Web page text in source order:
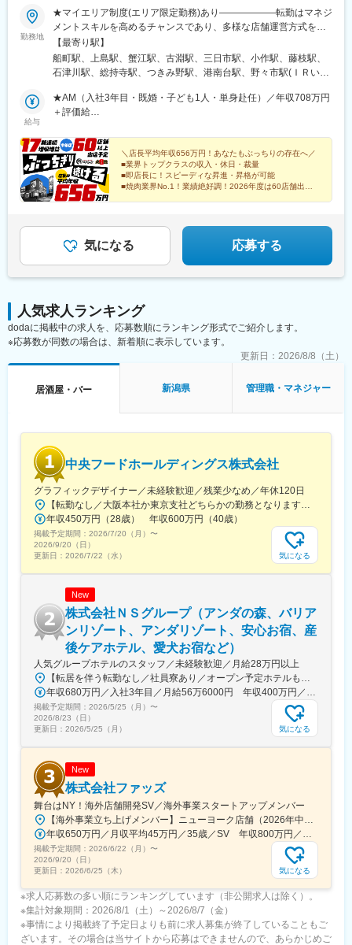
駅、大門駅(愛知県)、小手指駅、赤塚駅、平田町駅、春日川駅、田
中口駅、三ツ境駅、東海学園前駅、西若松駅、五井駅、阿漕駅、
高横須賀駅、大元駅、静岡駅、霞ケ浦駅、矢部駅、牛久保駅、八
幡駅(静岡県)、柏の葉キャンパス駅、泉中央駅、卸町駅(宮城県)、
愛甲石田駅、つくば駅、古庄駅、三河安城駅、谷塚駅、足利市
駅、富沢駅、朝倉駅(愛知県)、大磯駅、佐伯区役所前駅、湘南深沢
駅、播磨高岡駅、君津駅、備前三門駅、足羽山公園口駅、西川田
駅、宮山駅、宮原駅、若林駅(愛知県)、宇宿一丁目駅、柚須駅、弥
生駅、網干駅、衣笠駅、ひろせ野鳥の森駅、富士宮駅、野里駅、
駅、博多南駅、尾張一宮駅、深谷駅、新瀬戸駅、日永駅、香川
駅、志布志駅、田尾寺駅、調布駅、雀宮駅、下永谷駅、井の頭公
園駅、下飯田駅、平塚駅、新居浜駅、南浦和駅、吉原本町駅、鴨
宮駅、比良駅(愛知県)、初富駅、螢田駅、朝霞台駅、赤坂駅(東京
都)、六浦駅、千葉寺駅、中百舌鳥駅、港南中央駅、笠寺駅、竹ノ
中山駅、国分寺駅、石津北駅、五反野駅、江戸橋駅、泉福寺駅、
船橋競馬場駅、新越谷駅、桃山南口駅、新大津駅、駒川中野駅、
八景島駅、八景水谷駅、和泉多摩川駅、ときわ台駅(東京都)、屋島
駅、鶴見緑地駅、海老名駅(相鉄・小田急)、乃木坂駅、青葉通一番
子堂駅、二軒茶屋駅(鹿児島県)、西新井大師西駅、布田駅、新鎌ケ
谷駅、溜池山王駅、川崎駅、田原町駅(東京都)、下総中山駅、石津
駅(大阪府)、新正駅、六地蔵駅(京都市営)、海の公園南口駅、琴電
屋島駅、勾当台公園駅、豊橋駅、茅場町駅、川越市駅、脇田駅、
赤坂見附駅、浅草駅
勤務地
★マイエリア制度(エリア限定勤務)あり――――――転勤はマネジ
メントスキルを高めるチャンスであり、多様な店舗運営方式を学
べる機会ではありますが、ライフステージにあわせた働き方がで
きるように転勤範囲が全国ではなく、希望エリア内になるマイエ
リア制度も導入しています！期間制限も設けず、1年後に利用解除
象は既婚者と介護者）＜全国＞北海道、岩手、宮城、山形、福
島、栃木、群馬、茨城、埼玉、神奈川、千葉、東京、山梨、静
兵庫、奈良、和歌山、岡山、愛媛、香川、広島、山口、福岡、熊
本、大分、長崎、佐賀、宮崎、鹿児島の各直営店※受動喫煙防止対
策あり※車通勤OK＜point＞★勤務時間帯や転居を伴う異動の有無
を選べるリージョナル制度も稼働中★家族手当（配偶者月1万円／
子ども1人あたり5000円）★単身赴任手当（月8万2000円＋月1回
道・光熱費のみ！★賞与年2回（平均4カ月分）※過去支給実績
100％
【最寄り駅】
船町駅、上島駅、蟹江駅、古淵駅、三日市駅、小作駅、藤枝駅、
石津川駅、総持寺駅、つきみ野駅、港南台駅、野々市駅(ＩＲいし
咲駅、東武宇都宮駅、都府楼南駅、梅島駅、上福岡駅、高座渋谷
駅、鷹の台駅、会津若松駅、西熊本駅、中野栄駅、薬師堂駅(宮城
駒沢大学駅、東川口駅、北久米駅、高宮駅(福岡県)、赤堀駅、岐南
駅、南郷１８丁目駅、新前橋駅、甲府駅、山形駅、津駅、新高岡
駅、綾羅木駅、伏石駅、新宮中央駅、久留米高校前駅、五香駅、
粟島駅、鶴崎駅、辻堂駅、土浦駅、牛久駅、本厚木駅、藤沢駅、
左石駅、新鳥栖駅、小山駅、名鉄岐阜駅、東松阪駅、大神宮下
島駅、今宿駅、茂林寺前駅、熊西駅、北久里浜駅、美濃青柳駅、
岡本駅(栃木県)、井尻駅、針中野駅、酒殿駅、高崎問屋町駅、佐賀
駅、古見駅(愛知県)、狛江駅、古河駅、名張駅、南福島駅、多治見
駅、武蔵境駅、郡山富田駅、上北台駅、宮崎台駅、上大岡駅、北
戸田駅、水沢駅、東武動物公園駅、草加駅、蛇田駅、尾張星の宮
駅、新座駅、恩田駅、球場前駅(岡山県)、上板橋駅、石岡駅、須賀
松駅、蕨駅、塚田駅、八尾駅、横堤駅、本庄駅、海老名駅(相模
駅、本川越駅、多摩境駅、川口駅、八乙女駅、ジヤトコ前駅、安
(中央本線)、千代県庁口駅、豊春駅、太田駅(群馬県)、新下関駅、
足利駅、栂・美木多駅、笹貫駅、本郷台駅、小松駅、宮崎駅、大
門駅(愛知県)、小手指駅、赤塚駅、平田町駅、春日川駅、田中口
駅、三ツ境駅、東海学園前駅、西若松駅、五井駅、阿漕駅、高横
須賀駅、大元駅、静岡駅、霞ケ浦駅、矢部駅、牛久保駅、八幡駅
(静岡県)、柏の葉キャンパス駅、泉中央駅、卸町駅(宮城県)、愛甲
石田駅、つくば駅、古庄駅、三河安城駅、谷塚駅、足利市駅、富
沢駅、朝倉駅(愛知県)、大磯駅、佐伯区役所前駅、湘南深沢駅、播
網干駅、衣笠駅、ひろせ野鳥の森駅、富士宮駅、野里駅、橋本駅
(福岡県)、金蔵寺駅、大師前駅、幸手駅、福工大前駅、幸駅、博多
南駅、尾張一宮駅、深谷駅、新瀬戸駅、日永駅、香川駅、志布志
駅、田尾寺駅、調布駅、雀宮駅、昭島駅、下永谷駅、井の頭公園
駅、下飯田駅、平塚駅、新居浜駅、南浦和駅、吉原本町駅、鴨宮
駅、比良駅(愛知県)、初富駅、螢田駅、朝霞台駅、赤坂駅(東京
都)、六浦駅、千葉寺駅、中百舌鳥駅、港南中央駅、笠寺駅、竹ノ
塚駅、岩国駅、京急川崎駅、堅田駅、長浜駅、浅草駅(ＴＸ)、原木
中山駅、柴崎駅、石津北駅、五反野駅、江戸橋駅、泉福寺駅、船
橋競馬場駅、新越谷駅、桃山南口駅、新大津駅、駒川中野駅、八
景島駅、八景水谷駅、和泉多摩川駅、ときわ台駅(東京都)、屋島
町駅、駅前大通駅、水天宮前駅、川越駅、宇宿駅、和歌山駅、太
子堂駅、二軒茶屋駅(鹿児島県)、西新井大師西駅、布田駅、新鎌ケ
谷駅、溜池山王駅、川崎駅、田原町駅(東京都)、下総中山駅、石津
駅(大阪府)、新正駅、六地蔵駅(京都市営)、海の公園南口駅、琴電
屋島駅、勾当台公園駅、豊橋駅、茅場町駅、川越市駅、脇田駅、
赤坂見附駅、浅草駅
給与
★AM（入社3年目・既婚・子ども1人・単身赴任）／年収708万円
＋評価給
円＋評価給
＼店長平均年収656万円！あなたもぶっちりの存在へ／
■業界トップクラスの収入・休日・裁量
■即店長に！スピーディな昇進・昇格が可能
■焼肉業界No.1！業績絶好調！2026年度は60店舗出店
気になる 応募する
人気求人ランキング
dodaに掲載中の求人を、応募数順にランキング形式でご紹介します。
※応募数が同数の場合は、新着順に表示しています。
更新日： 2026/8/8（土）
居酒屋・バー 新潟県 管理職・マネジャー
中央フードホールディングス株式会社
グラフィックデザイナー／未経験歓迎／残業少なめ／年休120日
【転勤なし／大阪本社か東京支社どちらかの勤務となります】★大阪本社大阪府大阪市福島区野田2-14-10★東京支社東京都千代田区丸の内1-1-3 日本生命丸の内ガーデンタワーB1※受動喫煙対策：敷地内禁煙
年収450万円（28歳） 年収600万円（40歳）
掲載予定期間： 2026/7/20（月） 〜
2026/9/20（日）
更新日： 2026/7/22（水） 気になる
New
株式会社ＮＳグループ（アンダの森、バリア
ンリゾート、アンダリゾート、安心お宿、産
後ケアホテル、愛犬お宿など）
人気グループホテルのスタッフ／未経験歓迎／月給28万円以上
【転居を伴う転勤なし／社員寮あり／オープン予定ホテルも】東京23区、神奈川（横浜・川崎・逗子）、千葉、静岡（伊東・伊豆）、名古屋、大阪、京都、山形、石川※希望を考慮します※U・Iターン歓迎※マイカー通勤OK【TVで話題のホテルを多数展開】■バリ風都市型ホテル「バリアン」■進化型豪華カプセルホテル「安心お宿」■バリ風温泉リゾートホテル「アンダリゾート伊豆高原」「風の薫」■わんちゃんと泊まれるリゾートホテル「ウブドの森」「愛犬お宿」■複合都市型リゾートホテル「バリタワー大阪天王寺」■産後ケアホテル「マームガーデン葉山」■ファミリー向け温泉リゾートホテル「アンダものがたり」■オールインクルーシブホテル「アンダの森」等★新オープンも続々！2026年7月 石川加賀・「アンダの森」オープン予定※2026年4月～の現地研修前はご希望のホテルで研修（給与に変動なし）★社員寮（伊豆・山形）あり！※条件有※水道光熱費込・家具家電付＼移住前後の応募も大歓迎！／最大100万円の補助もあり、新生活をサポートします！◎受動喫煙対策あり（禁煙）
年収680万円／入社3年目／月給56万6000円 年収400万円／入社2年目(未経験)／月給33万円
掲載予定期間： 2026/5/25（月） 〜
2026/8/23（日）
更新日： 2026/5/25（月） 気になる
New
株式会社ファッズ
舞台はNY！海外店舗開発SV／海外事業スタートアップメンバー
【海外事業立ち上げメンバー】ニューヨーク店舗（2026年中にブルックリン周辺にOPEN予定）入社後は以下の店舗にて研修を実施します＜研修予定店舗＞新時代 名駅柳橋店／愛知県名古屋市中村区名駅4-13-15※研修終了後は、タイミングにあわせて渡米予定※状況に応じて、他店舗勤務や新規店舗立ち上げを挟む可能性もあります
年収650万円／月収平均45万円／35歳／SV 年収800万円／月収平均60万円／38歳／部長
掲載予定期間： 2026/6/22（月） 〜
2026/9/20（日）
更新日： 2026/6/25（木） 気になる
※求人応募数の多い順にランキングしています（非公開求人は除く）。
※集計対象期間：2026/8/1（土）～2026/8/7（金）
※事情により掲載終了予定日よりも前に求人募集が終了していることもご
ざいます。その場合は当サイトから応募はできませんので、あらかじめご